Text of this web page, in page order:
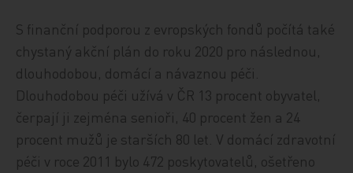
S finanční podporou z evropských fondů počítá také
chystaný akční plán do roku 2020 pro následnou,
dlouhodobou, domácí a návaznou péči.
Dlouhodobou péči užívá v ČR 13 procent obyvatel,
čerpají ji zejména senioři, 40 procent žen a 24
procent mužů je starších 80 let. V domácí zdravotní
péči v roce 2011 bylo 472 poskytovatelů, ošetřeno